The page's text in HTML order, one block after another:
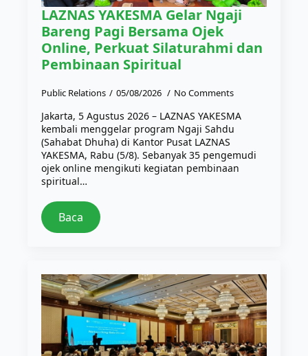
LAZNAS YAKESMA Gelar Ngaji
Bareng Pagi Bersama Ojek
Online, Perkuat Silaturahmi dan
Pembinaan Spiritual
Public Relations 05/08/2026 No Comments
Jakarta, 5 Agustus 2026 – LAZNAS YAKESMA
kembali menggelar program Ngaji Sahdu
(Sahabat Dhuha) di Kantor Pusat LAZNAS
YAKESMA, Rabu (5/8). Sebanyak 35 pengemudi
ojek online mengikuti kegiatan pembinaan
spiritual…
Baca